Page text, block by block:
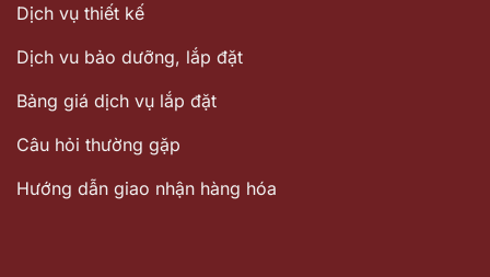
Dịch vụ thiết kế
Dịch vu bảo dưỡng, lắp đặt
Bảng giá dịch vụ lắp đặt
Câu hỏi thường gặp
Hướng dẫn giao nhận hàng hóa